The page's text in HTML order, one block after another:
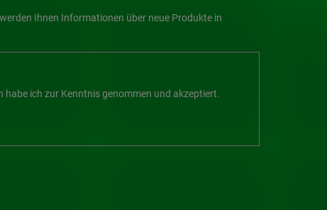
Ihnen Informationen über neue Produkte in
habe ich zur Kenntnis genommen und akzeptiert.